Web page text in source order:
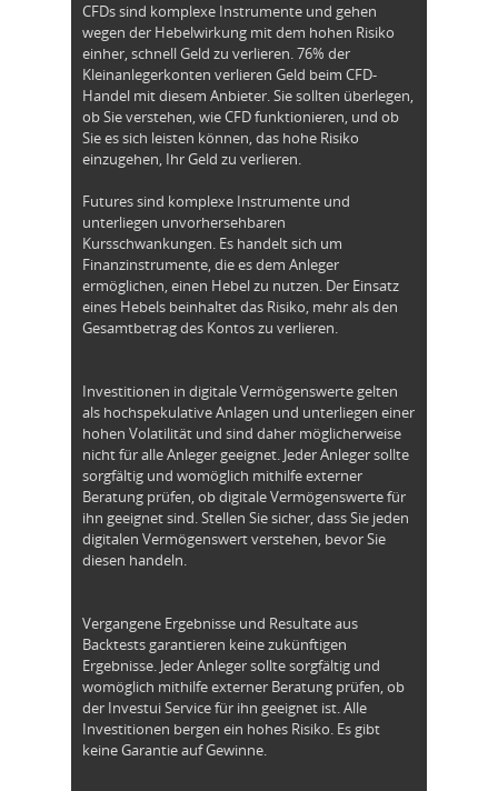
CFDs sind komplexe Instrumente und gehen
wegen der Hebelwirkung mit dem hohen Risiko
einher, schnell Geld zu verlieren. 76% der
Kleinanlegerkonten verlieren Geld beim CFD-
Handel mit diesem Anbieter. Sie sollten überlegen,
ob Sie verstehen, wie CFD funktionieren, und ob
Sie es sich leisten können, das hohe Risiko
einzugehen, Ihr Geld zu verlieren.
Futures sind komplexe Instrumente und
unterliegen unvorhersehbaren
Kursschwankungen. Es handelt sich um
Finanzinstrumente, die es dem Anleger
ermöglichen, einen Hebel zu nutzen. Der Einsatz
eines Hebels beinhaltet das Risiko, mehr als den
Gesamtbetrag des Kontos zu verlieren.
Investitionen in digitale Vermögenswerte gelten
als hochspekulative Anlagen und unterliegen einer
hohen Volatilität und sind daher möglicherweise
nicht für alle Anleger geeignet. Jeder Anleger sollte
sorgfältig und womöglich mithilfe externer
Beratung prüfen, ob digitale Vermögenswerte für
ihn geeignet sind. Stellen Sie sicher, dass Sie jeden
digitalen Vermögenswert verstehen, bevor Sie
diesen handeln.
Vergangene Ergebnisse und Resultate aus
Backtests garantieren keine zukünftigen
Ergebnisse. Jeder Anleger sollte sorgfältig und
womöglich mithilfe externer Beratung prüfen, ob
der Investui Service für ihn geeignet ist. Alle
Investitionen bergen ein hohes Risiko. Es gibt
keine Garantie auf Gewinne.